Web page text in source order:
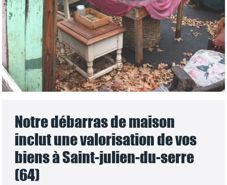
Notre débarras de maison
inclut une valorisation de vos
biens à Saint-julien-du-serre
(64)